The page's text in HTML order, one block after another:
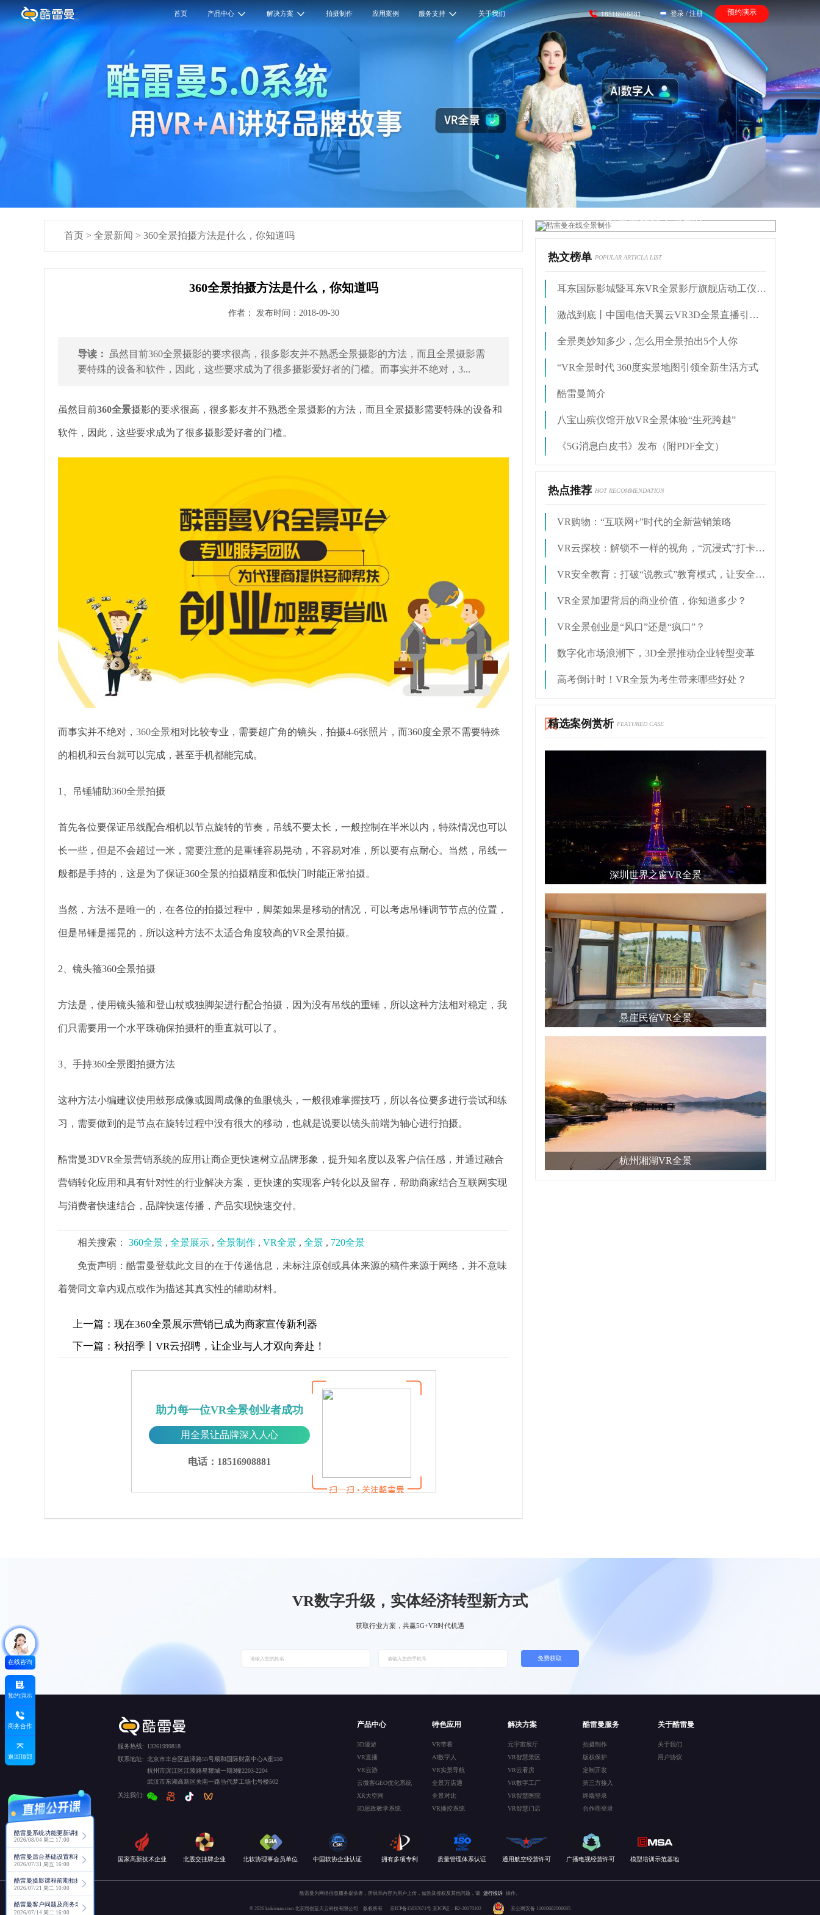
首页 产品中心 解决方案 拍摄制作 应用案例 服务支持 关于我们 18516908881 登录 / 注册 预约演示
首页 > 全景新闻 > 360全景拍摄方法是什么，你知道吗
360全景拍摄方法是什么，你知道吗
作者： 发布时间：2018-09-30
导读：
虽然目前360全景摄影的要求很高，很多影友并不熟悉全景摄影的方法，而且全景摄影需
要特殊的设备和软件，因此，这些要求成为了很多摄影爱好者的门槛。而事实并不绝对，3...
虽然目前360全景摄影的要求很高，很多影友并不熟悉全景摄影的方法，而且全景摄影需要特殊的设备和
软件，因此，这些要求成为了很多摄影爱好者的门槛。
而事实并不绝对， 360全景相对比较专业，需要超广角的镜头，拍摄4-6张照片，而360度全景不需要特殊
的相机和云台就可以完成，甚至手机都能完成。
1、吊锤辅助360全景拍摄
首先各位要保证吊线配合相机以节点旋转的节奏，吊线不要太长，一般控制在半米以内，特殊情况也可以
长一些，但是不会超过一米，需要注意的是重锤容易晃动，不容易对准，所以要有点耐心。当然，吊线一
般都是手持的，这是为了保证360全景的拍摄精度和低快门时能正常拍摄。
当然，方法不是唯一的，在各位的拍摄过程中，脚架如果是移动的情况，可以考虑吊锤调节节点的位置，
但是吊锤是摇晃的，所以这种方法不太适合角度较高的VR全景拍摄。
2、镜头箍360全景拍摄
方法是，使用镜头箍和登山杖或独脚架进行配合拍摄，因为没有吊线的重锤，所以这种方法相对稳定，我
们只需要用一个水平珠确保拍摄杆的垂直就可以了。
3、手持360全景图拍摄方法
这种方法小编建议使用鼓形成像或圆周成像的鱼眼镜头，一般很难掌握技巧，所以各位要多进行尝试和练
习，需要做到的是节点在旋转过程中没有很大的移动，也就是说要以镜头前端为轴心进行拍摄。
酷雷曼3DVR全景营销系统的应用让商企更快速树立品牌形象，提升知名度以及客户信任感，并通过融合
营销转化应用和具有针对性的行业解决方案，更快速的实现客户转化以及留存，帮助商家结合互联网实现
与消费者快速结合，品牌快速传播，产品实现快速交付。
相关搜索： 360全景 , 全景展示 , 全景制作 , VR全景 , 全景 , 720全景
免责声明：酷雷曼登载此文目的在于传递信息，未标注原创或具体来源的稿件来源于网络，并不意味
着赞同文章内观点或作为描述其真实性的辅助材料。
上一篇： 现在360全景展示营销已成为商家宣传新利器
下一篇： 秋招季丨VR云招聘，让企业与人才双向奔赴！
助力每一位VR全景创业者成功
用全景让品牌深入人心
电话：18516908881
酷雷曼在线全景制作
热文榜单 POPULAR ARTICLA LIST
耳东国际影城暨耳东VR全景影厅旗舰店动工仪式盛大举行
激战到底丨中国电信天翼云VR3D全景直播引燃拳击热火
全景奥妙知多少，怎么用全景拍出5个人你
“VR全景时代 360度实景地图引领全新生活方式
酷雷曼简介
八宝山殡仪馆开放VR全景体验“生死跨越”
《5G消息白皮书》发布（附PDF全文）
热点推荐 HOT RECOMMENDATION
VR购物：“互联网+”时代的全新营销策略
VR云探校：解锁不一样的视角，“沉浸式”打卡校园
VR安全教育：打破“说教式”教育模式，让安全常伴
VR全景加盟背后的商业价值，你知道多少？
VR全景创业是“风口”还是“疯口”？
数字化市场浪潮下，3D全景推动企业转型变革
高考倒计时！VR全景为考生带来哪些好处？
精选案例赏析 FEATURED CASE
深圳世界之窗VR全景
悬崖民宿VR全景
杭州湘湖VR全景
在线咨询
预约演示
商务合作
返回顶部
酷雷曼系统功能更新讲解
2026/08/04 周二 17:00
酷雷曼后台基础设置和视角功能详解
2026/07/31 周五 16:00
酷雷曼摄影课程前期拍摄讲解
2026/07/21 周二 10:00
酷雷曼客户问题及商务老师回复分享
2026/07/14 周二 16:00
VR数字升级，实体经济转型新方式
获取行业方案，共赢5G+VR时代机遇
免费获取
服务热线:
13261999818
联系地址: 北京市丰台区益泽路55号顺和国际财富中心A座550
杭州市滨江区江陵路星耀城一期3幢2203-2204
武汉市东湖高新区关南一路当代梦工场七号楼502
关注我们:
产品中心
3D漫游
VR直播
VR云游
云微客GEO优化系统
XR大空间
3D思政教学系统
特色应用
VR带看
AI数字人
VR实景导航
全景万店通
全景对比
VR播控系统
解决方案
元宇宙展厅
VR智慧景区
VR云看房
VR数字工厂
VR智慧医院
VR智慧门店
酷雷曼服务
拍摄制作
版权保护
定制开发
第三方接入
终端登录
合作商登录
关于酷雷曼
关于我们
用户协议
国家高新技术企业 北股交挂牌企业 北软协理事会员单位 中国软协企业认证 拥有多项专利 质量管理体系认证 通用航空经营许可 广播电视经营许可 模型培训示范基地
酷雷曼为网络信息服务提供者，所展示内容为用户上传，如涉及侵权及其他问题，请 进行投诉 操作。
© 2026 kuleiman.com 北京同创蓝天云科技有限公司 版权所有 京ICP备15037671号 京ICP证：B2-20170102 京公网安备 11010602006035